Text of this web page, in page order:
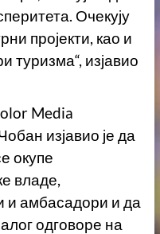
Очекују
пројекти, као и
туризма“, изјавио
Media
изјавио је да
окупе
владе,
и амбасадори и да
одговоре на